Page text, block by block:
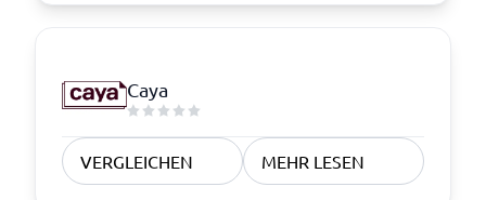
Caya
VERGLEICHEN MEHR LESEN